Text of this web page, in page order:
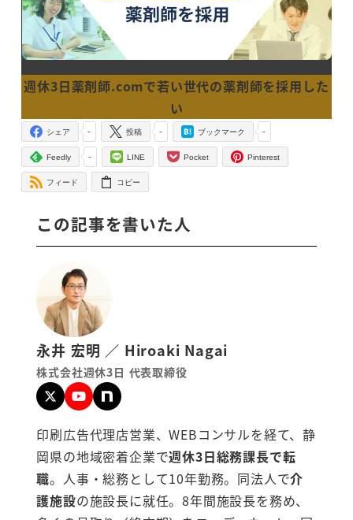
週休3日薬剤師.comで若い世代の薬剤師を採用した
い
-
シェア -
投稿 -
ブックマーク
-
Feedly LINE Pocket Pinterest
フィード コピー
この記事を書いた人
永井 宏明 ／ Hiroaki Nagai
株式会社週休3日 代表取締役
印刷広告代理店営業、WEBコンサルを経て、静
岡県の地域密着企業で週休3日総務課長で転
職。人事・総務として10年勤務。同法人で介
護施設の施設長に就任。8年間施設長を務め、